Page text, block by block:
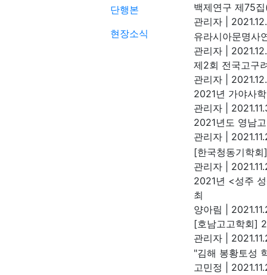
단행본
현장소식
백제연구 제75
관리자
유라시아문명사
관리자
제2회 전국고구
관리자
2021년 가야사
관리자
2021년도 영남
관리자
[한국청동기학
관리자
2021년 <성주
최
양아림
[호남고고학회]
관리자
"김해 봉황토성
고민정